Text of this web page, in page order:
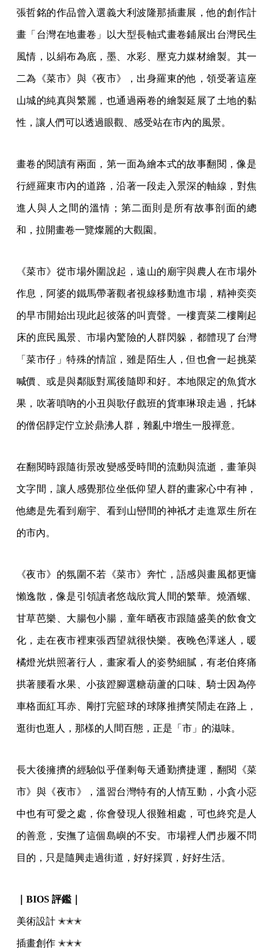
張哲銘的作品曾入選義大利波隆那插畫展，他的創作計
畫「台灣在地畫卷」以大型長軸式畫卷鋪展出台灣民生
風情，以絹布為底，墨、水彩、壓克力媒材繪製。其一
二為《菜市》與《夜市》，出身羅東的他，領受著這座
山城的純真與繁麗，也通過兩卷的繪製延展了土地的黏
性，讓人們可以透過眼觀、感受站在市內的風景。
畫卷的閱讀有兩面，第一面為繪本式的故事翻閱，像是
行經羅東市內的道路，沿著一段走入景深的軸線，對焦
進人與人之間的溫情；第二面則是所有故事剖面的總
和，拉開畫卷一覽燦麗的大觀園。
《菜市》從市場外圍說起，遠山的廟宇與農人在市場外
作息，阿婆的鐵馬帶著觀者視線移動進市場，精神奕奕
的早市開始出現此起彼落的叫賣聲。一樓賣菜二樓剛起
床的庶民風景、市場內驚險的人群閃躲，都體現了台灣
「菜市仔」特殊的情誼，雖是陌生人，但也會一起挑菜
喊價、或是與鄰販對罵後隨即和好。本地限定的魚貨水
果，吹著嗩吶的小丑與歌仔戲班的貨車琳琅走過，托缽
的僧侶靜定佇立於鼎沸人群，雜亂中增生一股禪意。
在翻閱時跟隨街景改變感受時間的流動與流逝，畫筆與
文字間，讓人感覺那位坐低仰望人群的畫家心中有神，
他總是先看到廟宇、看到山巒間的神祇才走進眾生所在
的市內。
《夜市》的氛圍不若《菜市》奔忙，語感與畫風都更慵
懶逸散，像是引領讀者悠哉欣賞人間的繁華。燒酒螺、
甘草芭樂、大腸包小腸，童年晒夜市跟隨盛美的飲食文
化，走在夜市裡東張西望就很快樂。夜晚色澤迷人，暖
橘燈光烘照著行人，畫家看人的姿勢細膩，有老伯疼痛
拱著腰看水果、小孩蹬腳選糖葫蘆的口味、騎士因為停
車格面紅耳赤、剛打完籃球的球隊推擠笑鬧走在路上，
逛街也逛人，那樣的人間百態，正是「市」的滋味。
長大後擁擠的經驗似乎僅剩每天通勤擠捷運，翻閱《菜
市》與《夜市》，溫習台灣特有的人情互動，小貪小惡
中也有可愛之處，你會發現人很難相處，可也終究是人
的善意，安撫了這個島嶼的不安。市場裡人們步履不問
目的，只是隨興走過街道，好好採買，好好生活。
｜BIOS 評鑑｜
美術設計 ✭✭✭
插畫創作 ✭✭✭